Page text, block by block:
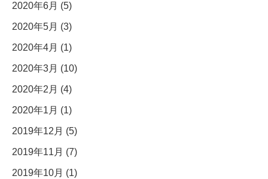
2020年6月 (5)
2020年5月 (3)
2020年4月 (1)
2020年3月 (10)
2020年2月 (4)
2020年1月 (1)
2019年12月 (5)
2019年11月 (7)
2019年10月 (1)